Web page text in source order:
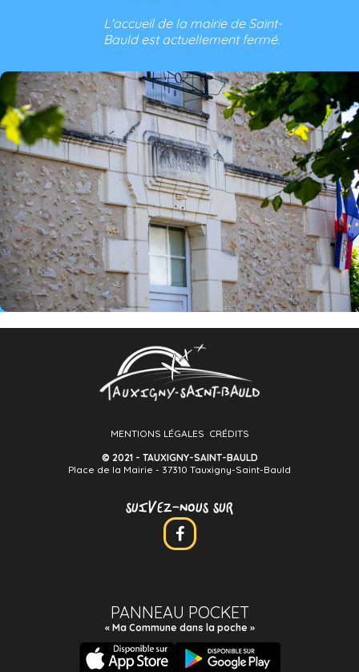
L'accueil de la mairie de Saint-
Bauld est actuellement fermé.
MENTIONS LÉGALES CRÉDITS
© 2021 - TAUXIGNY-SAINT-BAULD
Place de la Mairie - 37310 Tauxigny-Saint-Bauld
SUIVEZ-NOUS SUR
PANNEAU POCKET
« Ma Commune dans la poche »